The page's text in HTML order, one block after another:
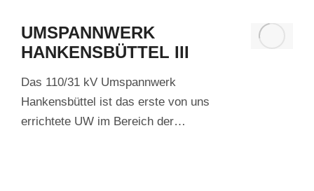
UMSPANNWERK
HANKENSBÜTTEL III
Das 110/31 kV Umspannwerk
Hankensbüttel ist das erste von uns
errichtete UW im Bereich der…